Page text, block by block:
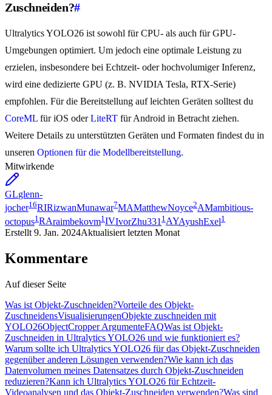
Zuschneiden?#
Ultralytics YOLO26 ist sowohl für CPU- als auch für GPU-
Umgebungen optimiert. Um jedoch eine optimale Leistung zu
erzielen, insbesondere bei Echtzeit- oder hochvolumiger Inferenz,
wird eine dedizierte GPU (z. B. NVIDIA Tesla, RTX-Serie)
empfohlen. Für die Bereitstellung auf leichten Geräten solltest du
CoreML für iOS oderLiteRT für Android in Betracht ziehen.
Weitere Details zu unterstützten Geräten und Formaten findest du in
unseren Optionen für die Modellbereitstellung.
Mitwirkende
GLglenn-
jocher16RIRizwanMunawar7MAMatthewNoyce2AMambitious-
octopus1 RAraimbekovm1 IVIvorZhu331 1 AYAyushExel1
Erstellt 9. Jan. 2024Aktualisiert letzten Monat
Kommentare
Auf dieser Seite
Was ist Objekt-Zuschneiden?Vorteile des Objekt-
ZuschneidensVisualisierungenObjekte zuschneiden mit
YOLO26ObjectCropper ArgumenteFAQWas ist Objekt-
Zuschneiden in Ultralytics YOLO26 und wie funktioniert es?
Warum sollte ich Ultralytics YOLO26 für das Objekt-Zuschneiden
gegenüber anderen Lösungen verwenden?Wie kann ich das
Datenvolumen meines Datensatzes durch Objekt-Zuschneiden
reduzieren?Kann ich Ultralytics YOLO26 für Echtzeit-
Videoanalysen und das Objekt-Zuschneiden verwenden?Was sind